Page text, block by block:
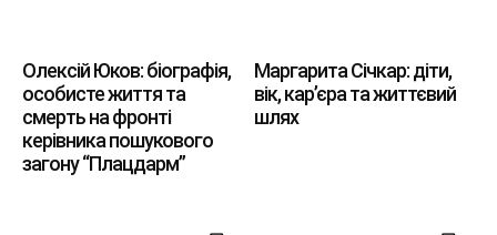
Олексій Юков: біографія,
особисте життя та
смерть на фронті
керівника пошукового
загону “Плацдарм”
Маргарита Січкар: діти,
вік, кар’єра та життєвий
шлях